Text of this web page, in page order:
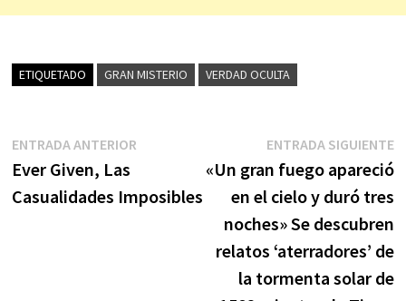
ETIQUETADO GRAN MISTERIO VERDAD OCULTA
Navegación
de
ENTRADA ANTERIOREntrada
Ever Given, Las
Casualidades Imposibles
ENTRADA SIGUIENTE
«Un gran fuego apareció
en el cielo y duró tres
noches» Se descubren
relatos ‘aterradores’ de
la tormenta solar de